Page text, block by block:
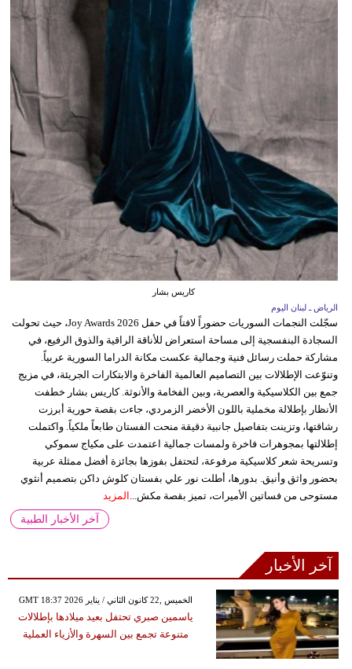
كاريس بشار
الرياض ـ لبنان اليوم
سجّلت النجمات السوريات حضوراً لافتاً في حفل Joy Awards 2026، حيث تحولت
السجادة البنفسجية إلى مساحة استعراض للأناقة الراقية والذوق الرفيع، في
مشاركة حملت رسائل فنية وجمالية عكست مكانة الدراما السورية عربياً.
وتنوّعت الإطلالات بين التصاميم العالمية الفاخرة والابتكارات الجريئة، في مزيج
جمع بين الكلاسيكية والعصرية، وبين الفخامة والأنوثة. كاريس بشار خطفت
الأنظار بإطلالة مخملية باللون الأخضر الزمردي، جاءت بقصة حورية أبرزت
رشاقتها، وتزينت بتفاصيل جانبية دقيقة منحت الفستان طابعاً ملكياً. واكتملت
إطلالتها بمجوهرات فاخرة ولمسات جمالية اعتمدت على مكياج سموكي
وتسريحة شعر كلاسيكية مرفوعة، لتحتفل بفوزها بجائزة أفضل ممثلة عربية
بحضور واثق وأنيق. بدورها، أطلت نور علي بفستان كلوش داكن بتصميم أنثوي
مستوحى من فساتين الأميرات، تميز بقصة مكش... المزيد
آخر الأخبار الطبية
آخر الأخبار
GMT 18:37 2026 الخميس ,22 كانون الثاني / يناير
ياسمين صبري تحتفل بعيد ميلادها بإطلالات
متنوعة تجمع بين السهرة والأزياء العملية